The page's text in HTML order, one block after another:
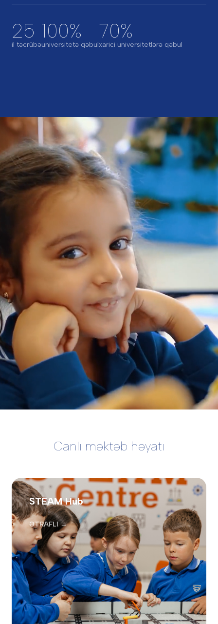
25
il təcrübə
100%
universitetə qəbul
70%
xarici universitetlərə qəbul
Canlı məktəb həyatı
STEAM Hub
ƏTRAFLI →